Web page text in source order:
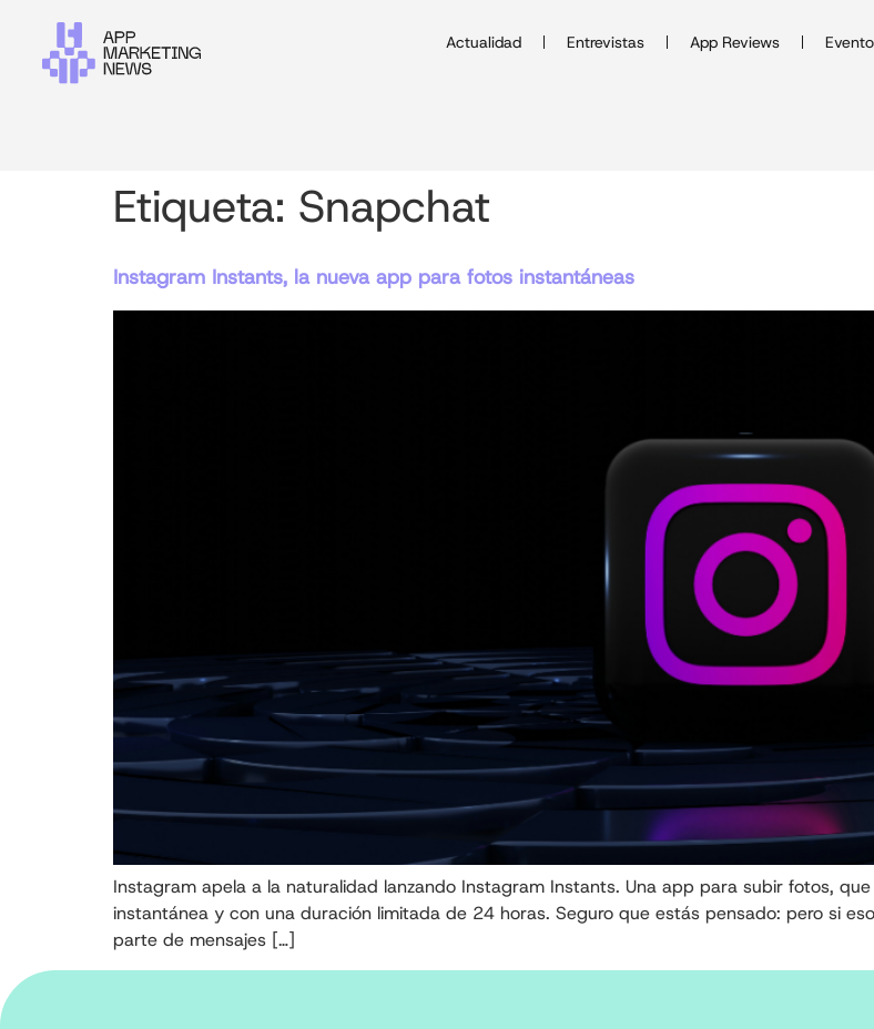
Actualidad Entrevistas App Reviews
Etiqueta: Snapchat
Instagram Instants, la nueva app para fotos instantáneas
Instagram apela a la naturalidad lanzando Instagram Instants. Una app para subir fotos,
instantánea y con una duración limitada de 24 horas. Seguro que estás pensado: pero si
parte de mensajes […]